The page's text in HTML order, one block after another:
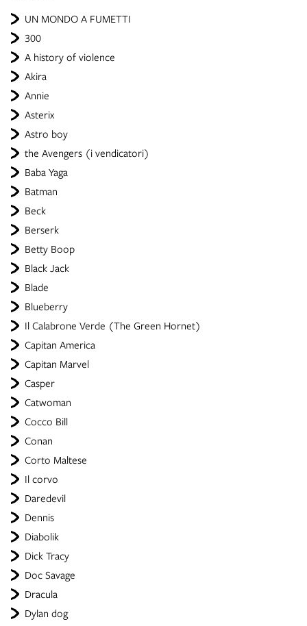
UN MONDO A FUMETTI
300
A history of violence
Akira
Annie
Asterix
Astro boy
the Avengers (i vendicatori)
Baba Yaga
Batman
Beck
Berserk
Betty Boop
Black Jack
Blade
Blueberry
Il Calabrone Verde (The Green Hornet)
Capitan America
Capitan Marvel
Casper
Catwoman
Cocco Bill
Conan
Corto Maltese
Il corvo
Daredevil
Dennis
Diabolik
Dick Tracy
Doc Savage
Dracula
Dylan dog